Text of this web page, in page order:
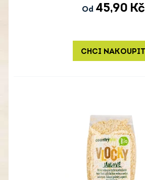
Od 45,90 Kč
CHCI NAKOUPIT